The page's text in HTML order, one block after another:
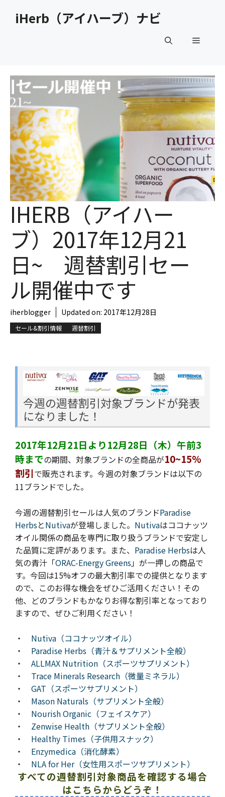
iHerb（アイハーブ）ナビ
メ
ュ
ー
IHERB（アイハー
ブ）2017年12月21
日~ 週替割引セー
ル開催中です
iherblogger Updated on: 2017年12月28日
セール&割引情報 週替割引
今週の週替割引対象ブランドが発表
になりました！
2017年12月21日より12月28日（木）午前3
時までの期間、対象ブランドの全商品が10~15%
割引で販売されます。今週の対象ブランドは以下の
11ブランドでした。
今週の週替割引セールは人気のブランドParadise
HerbsとNutivaが登場しました。 Nutivaはココナッツ
オイル関係の商品を専門に取り扱うブランドで安定し
た品質に定評があります。また、 Paradise Herbsは人
気の青汁「ORAC-Energy Greens」が一押しの商品で
す。今回は15%オフの最大割引率での提供となります
ので、このお得な機会をぜひご活用ください！ その
他、どのブランドもかなりお得な割引率となっており
ますので、ぜひご利用ください！
・ Nutiva（ココナッツオイル）
・ Paradise Herbs（青汁＆サプリメント全般）
・ ALLMAX Nutrition（スポーツサプリメント）
・ Trace Minerals Research（微量ミネラル）
・ GAT（スポーツサプリメント）
・ Mason Naturals（サプリメント全般）
・ Nourish Organic（フェイスケア）
・ Zenwise Health（サプリメント全般）
・ Healthy Times（子供用スナック）
・ Enzymedica（消化酵素）
・ NLA for Her（女性用スポーツサプリメント）
すべての週替割引対象商品を確認する場合
はこちらからどうぞ！